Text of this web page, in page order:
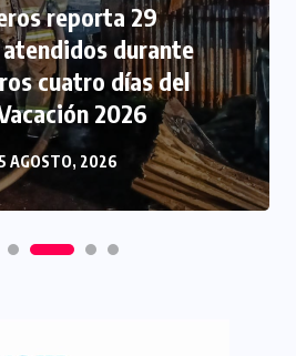
reporta 29
durante
cuatro días del
2026
AGOSTO, 2026